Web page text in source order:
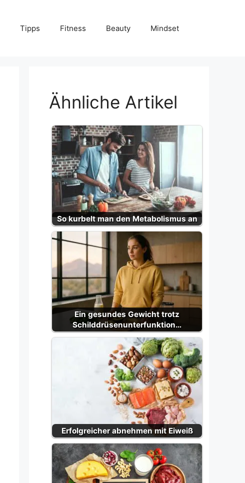
Tipps Fitness Beauty Mindset
Ähnliche Artikel
So kurbelt man den Metabolismus an
Ein gesundes Gewicht trotz
Schilddrüsenunterfunktion…
Erfolgreicher abnehmen mit Eiweiß